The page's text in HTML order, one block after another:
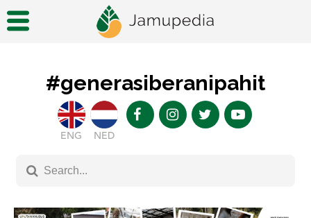
#generasiberanipahit
ENG NED